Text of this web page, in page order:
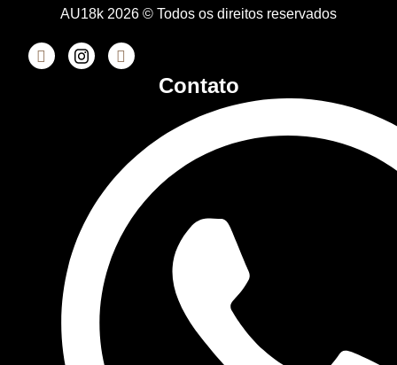
AU18k 2026 © Todos os direitos reservados
Contato